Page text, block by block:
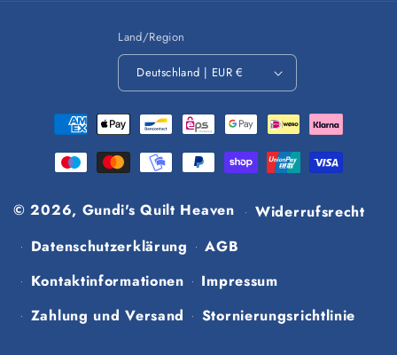
Land/Region
Deutschland | EUR €
Zahlungsmethoden
© 2026, Gundi's Quilt Heaven
Widerrufsrecht
Datenschutzerklärung
AGB
Kontaktinformationen
Impressum
Zahlung und Versand
Stornierungsrichtlinie